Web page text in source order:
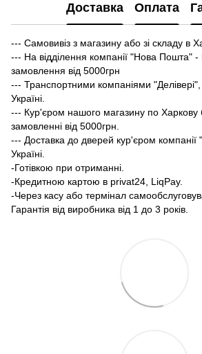
Доставка Оплата
--- Самовивіз з магазину або зі складу в
--- На відділення компанії "Нова Пошта"
замовлення від 5000грн
--- Транспортними компаніями "Делівері",
Україні.
--- Кур'єром нашого магазину по Харкову
замовленні від 5000грн.
--- Доставка до дверей кур'єром
Україні.
-Готівкою при отриманні.
-Кредитною картою в privat24, LiqPay.
-Через касу або термінал
Гарантія від виробника від 1 до 3 років.